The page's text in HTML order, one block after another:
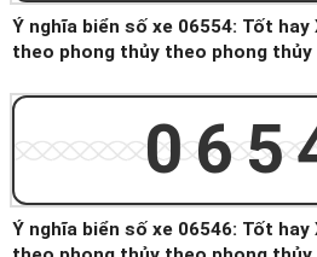
Ý nghĩa biển số xe 06554: Tốt
theo phong thủy theo phong thủy
Ý nghĩa biển số xe 06546: Tốt